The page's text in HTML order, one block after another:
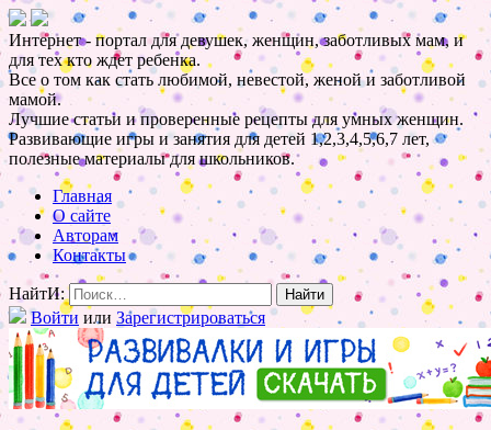
Интернет - портал для девушек, женщин, заботливых мам, и
для тех кто ждет ребенка.
Все о том как стать любимой, невестой, женой и заботливой
мамой.
Лучшие статьи и проверенные рецепты для умных женщин.
Развивающие игры и занятия для детей 1,2,3,4,5,6,7 лет,
полезные материалы для школьников.
Главная
О сайте
Авторам
Контакты
НайтИ:
Войти или Зарегистрироваться